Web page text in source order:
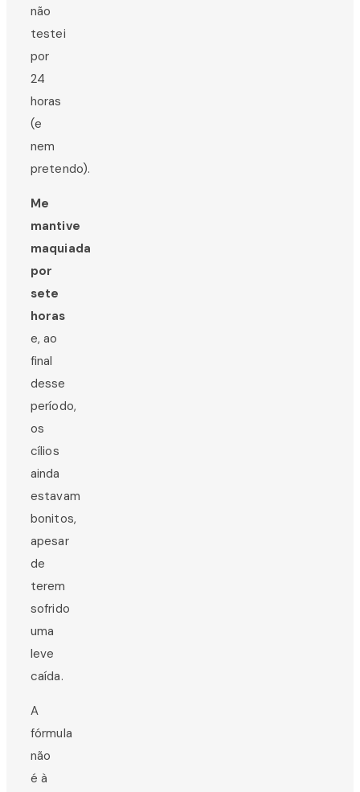
não
testei
por
24
horas
(e
nem
pretendo).
Me
mantive
maquiada
por
sete
horas
e, ao
final
desse
período,
os
cílios
ainda
estavam
bonitos,
apesar
de
terem
sofrido
uma
leve
caída.
A
fórmula
não
é à